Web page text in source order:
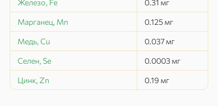
Железо, Fe 0.31 мг
Марганец, Mn 0.125 мг
Медь, Cu 0.037 мг
Селен, Se 0.0003 мг
Цинк, Zn 0.19 мг